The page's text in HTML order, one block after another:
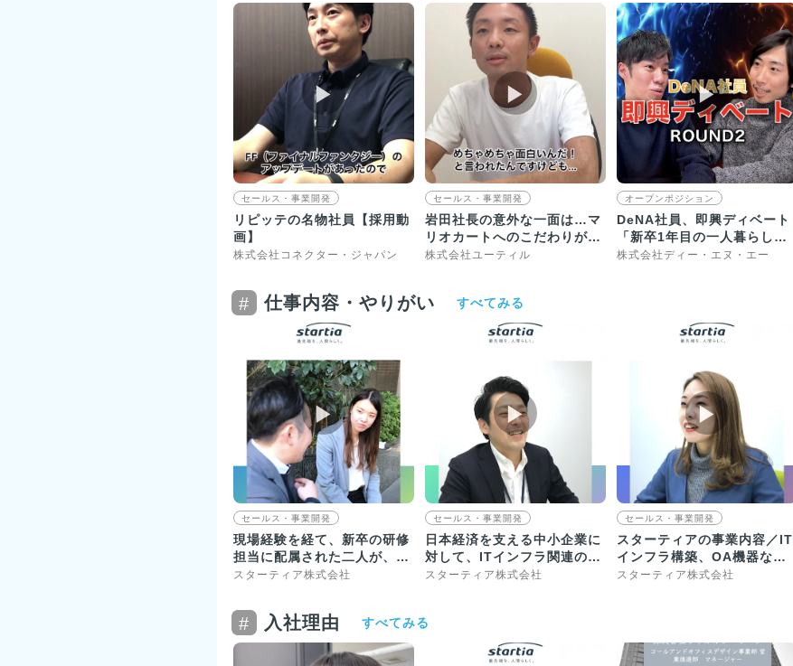
▶︎
セールス・事業開発
リピッテの名物社員【採用動
画】
株式会社コネクター・ジャパン
▶︎
セールス・事業開発
岩田社長の意外な一面は…マ
リオカートへのこだわりが凄
い｜求人動画インタビュー
株式会社ユーティル
▶︎
オープンポジション
DeNA社員、即興ディベート
「新卒1年目の一人暮らしで
買うなら犬か？猫か？」
株式会社ディー・エヌ・エー
# 仕事内容・やりがい すべてみる
▶︎
セールス・事業開発
現場経験を経て、新卒の研修
担当に配属された二人が、仕
事のやりがいを語る！
スターティア株式会社
▶︎
セールス・事業開発
日本経済を支える中小企業に
対して、ITインフラ関連の
様々なソリューションを提供
スターティア株式会社
▶︎
セールス・事業開発
スターティアの事業内容／IT
インフラ構築、OA機器など
IT全般の悩みを解決します
スターティア株式会社
# 入社理由 すべてみる